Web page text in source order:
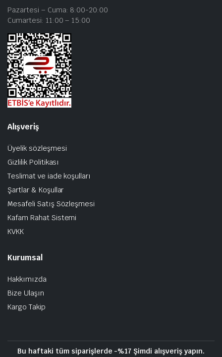
Pazartesi – Cuma: 8:00-20:00
Cumartesi: 11:00 – 15:00
Alışveriş
Üyelik sözleşmesi
Gizlilik Politikası
Teslimat ve iade koşulları
Şartlar & Koşullar
Mesafeli Satış Sözleşmesi
Kafam Rahat Sistemi
KVKK
Kurumsal
Hakkımızda
Bize Ulaşın
Kargo Takip
Bu haftaki tüm siparişlerde -%17 Şimdi alışveriş yapın.